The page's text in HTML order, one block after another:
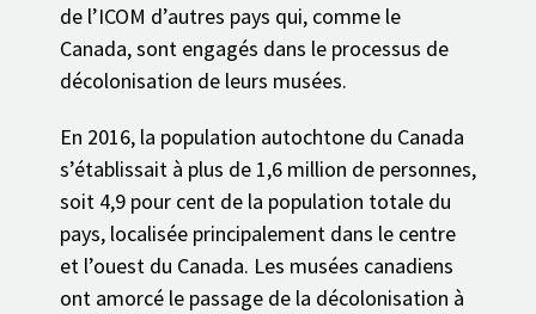
de l’ICOM d’autres pays qui, comme le
Canada, sont engagés dans le processus de
décolonisation de leurs musées.
En 2016, la population autochtone du Canada
s’établissait à plus de 1,6 million de personnes,
soit 4,9 pour cent de la population totale du
pays, localisée principalement dans le centre
et l’ouest du Canada. Les musées canadiens
ont amorcé le passage de la décolonisation à